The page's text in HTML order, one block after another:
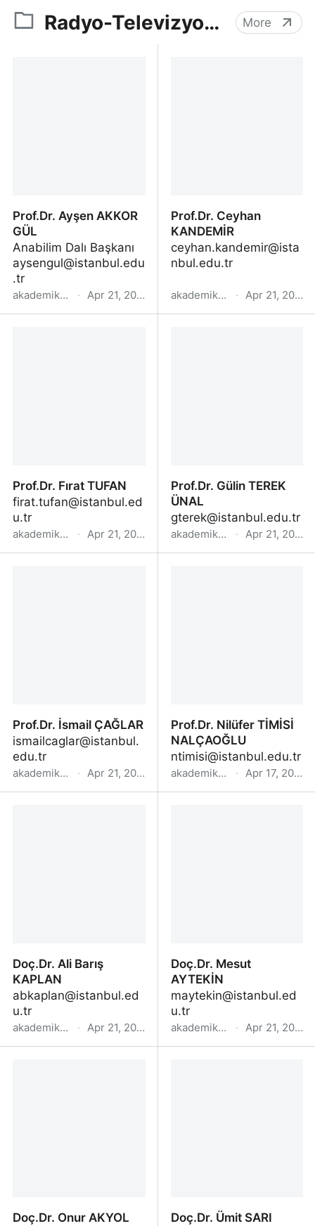
Radyo-Televizyon Anabilim Dalı More
Prof.Dr. Ayşen AKKOR
GÜL
aysengul@istanbul.edu
.tr
akademik.yok.gov.tr · Apr 21, 2022
Prof.Dr. Ceyhan
KANDEMİR
ceyhan.kandemir@ista
nbul.edu.tr
akademik.yok.gov.tr · Apr 21, 2022
Prof.Dr. Fırat TUFAN
firat.tufan@istanbul.ed
u.tr
akademik.yok.gov.tr · Apr 21, 2022
Prof.Dr. Gülin TEREK
ÜNAL
gterek@istanbul.edu.tr
akademik.yok.gov.tr · Apr 21, 2022
Prof.Dr. İsmail ÇAĞLAR
ismailcaglar@istanbul.
edu.tr
akademik.yok.gov.tr · Apr 21, 2022
Prof.Dr. Nilüfer TİMİSİ
NALÇAOĞLU
ntimisi@istanbul.edu.tr
akademik.yok.gov.tr · Apr 17, 2022
Doç.Dr. Ali Barış
KAPLAN
abkaplan@istanbul.ed
u.tr
akademik.yok.gov.tr · Apr 21, 2022
Doç.Dr. Mesut
AYTEKİN
maytekin@istanbul.ed
u.tr
akademik.yok.gov.tr · Apr 21, 2022
Doç.Dr. Onur AKYOL
Doç.Dr. Ümit SARI